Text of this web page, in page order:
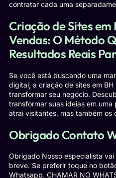
contratar cada uma
Criação de Sites em
Vendas: O Método
Resultados Reais
Se você está buscando uma
digital, a criação de sites em
transformar seu negócio.
transformar suas ideias em
atrai visitantes, mas também os
Obrigado Contato
Obrigado Nosso especialista
breve. Se preferir toque no
Whatsapp. CHAMAR NO